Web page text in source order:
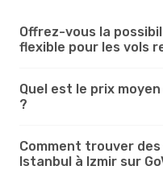
Offrez-vous la
flexible pour les vols
Quel est le prix
?
Comment trouver
Istanbul à Izmir sur